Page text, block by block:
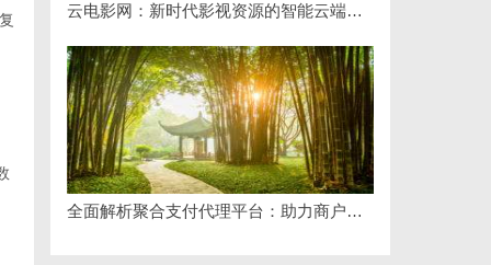
云电影网：新时代影视资源的智能云端平台解析
全面解析聚合支付代理平台：助力商户高效管理多渠道支付